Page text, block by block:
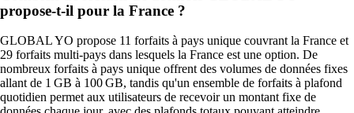
propose-t-il pour la France ?
GLOBAL YO propose 11 forfaits à pays unique couvrant la France et
29 forfaits multi-pays dans lesquels la France est une option. De
nombreux forfaits à pays unique offrent des volumes de données fixes
allant de 1 GB à 100 GB, tandis qu'un ensemble de forfaits à plafond
quotidien permet aux utilisateurs de recevoir un montant fixe de